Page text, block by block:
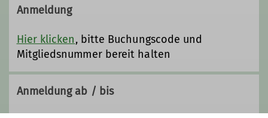
das Wandern im Hochgebirge ohne
spezielle Ausrüstung. Der
Schwierigkeitsgrad liegt unterhalb
dem beim Bergsteigen.
Anmeldung
Hier klicken, bitte Buchungscode und
Mitgliedsnummer bereit halten
Anmeldung ab / bis